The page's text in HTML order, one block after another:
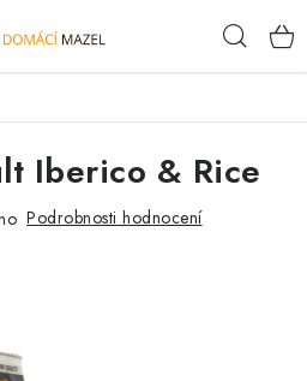
Iberico & Rice
Podrobnosti hodnocení